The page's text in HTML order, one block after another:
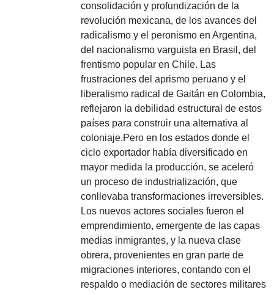
consolidación y profundización de la
revolución mexicana, de los avances del
radicalismo y el peronismo en Argentina,
del nacionalismo varguista en Brasil, del
frentismo popular en Chile. Las
frustraciones del aprismo peruano y el
liberalismo radical de Gaitán en Colombia,
reflejaron la debilidad estructural de estos
países para construir una alternativa al
coloniaje.Pero en los estados donde el
ciclo exportador había diversificado en
mayor medida la producción, se aceleró
un proceso de industrialización, que
conllevaba transformaciones irreversibles.
Los nuevos actores sociales fueron el
emprendimiento, emergente de las capas
medias inmigrantes, y la nueva clase
obrera, provenientes en gran parte de
migraciones interiores, contando con el
respaldo o mediación de sectores militares